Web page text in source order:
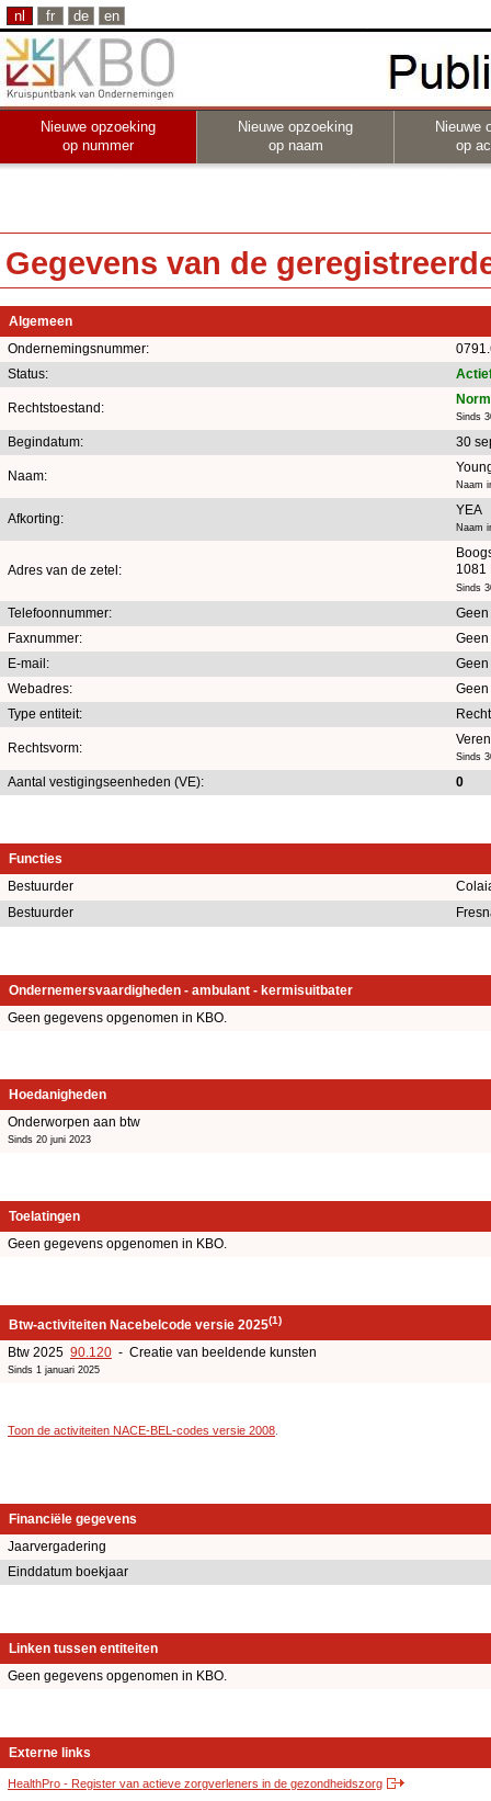
nl fr de en
Nieuwe opzoeking
op nummer
Nieuwe opzoeking
op naam
Nieuwe
op
Gegevens van de
Algemeen
Ondernemingsnummer:
Status:
Rechtstoestand:
Sinds
Begindatum: 30
Naam:
Naam
Afkorting:
YEA
Naam
Adres van de zetel:
1081
Sinds
Telefoonnummer:
Faxnummer:
E-mail:
Webadres:
Type entiteit:
Rechtsvorm:
Sinds
Aantal vestigingseenheden (VE): 0
Functies
Bestuurder
Bestuurder
Ondernemersvaardigheden - ambulant - kermisuitbater
Geen gegevens opgenomen in KBO.
Hoedanigheden
Onderworpen aan btw
Sinds 20 juni 2023
Toelatingen
Geen gegevens opgenomen in KBO.
Btw-activiteiten Nacebelcode versie 2025(1)
Btw 2025 90.120 - Creatie van beeldende kunsten
Sinds 1 januari 2025
Toon de activiteiten NACE-BEL-codes versie 2008
Financiële gegevens
Jaarvergadering
Einddatum boekjaar
Linken tussen entiteiten
Geen gegevens opgenomen in KBO.
Externe links
HealthPro - Register van actieve zorgverleners in de gezondheidszorg